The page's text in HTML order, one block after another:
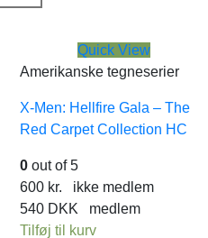
Quick View
Amerikanske tegneserier
X-Men: Hellfire Gala – The
Red Carpet Collection HC
0 out of 5
600 kr. ikke medlem
540 DKK medlem
Tilføj til kurv